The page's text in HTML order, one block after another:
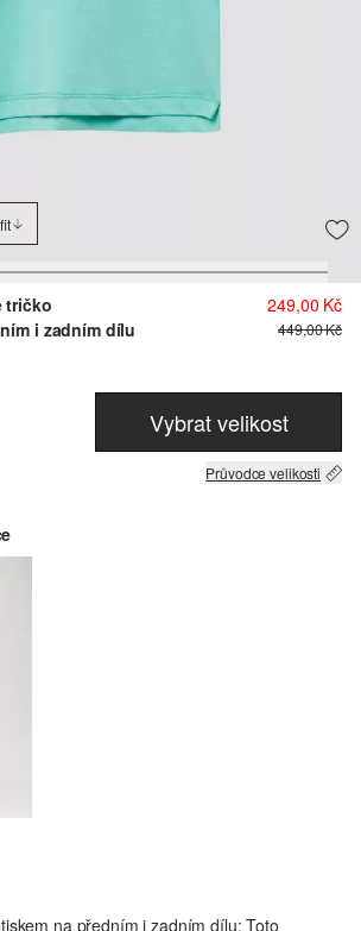
tričko
i zadním dílu
249,00 Kč
449,00 Kč
Vybrat velikost
Průvodce velikosti
na předním i zadním dílu: Toto